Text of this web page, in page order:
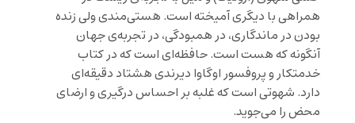
همراهی با دیگری آمیخته است. هستی‌مندی ولی زنده
بودن در ماندگاری، در همبودگی، در تجربه‌ی جهان
آنگونه که هست است. حافظه‌ای است که در کتاب
خدمتکار و پروفسوراوگاوا دیرندی هشتاد دقیقه‌ای
دارد. شهوتی است که غلبه بر احساس درگیری و ارضای
محض را می‌جوید.